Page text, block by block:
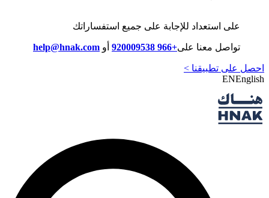
على استعداد للإجابة على جميع استفساراتك
تواصل معنا على+966 920009538 أو help@hnak.com
احصل على تطبيقنا >
ENEnglish